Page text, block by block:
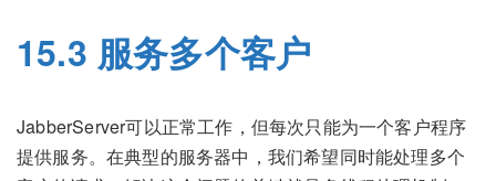
15.3 服务多个客户
JabberServer可以正常工作，但每次只能为一个客户程序
提供服务。在典型的服务器中，我们希望同时能处理多个